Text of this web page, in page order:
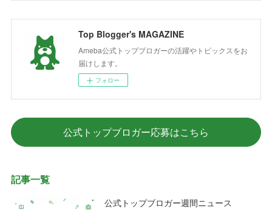
Top Blogger's MAGAZINE
Ameba公式トップブロガーの活躍やトピックスをお
届けします。
フォロー
公式トップブロガー応募はこちら
記事一覧
公式トップブロガー週間ニュース